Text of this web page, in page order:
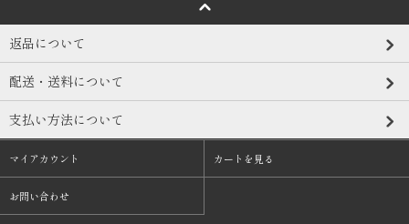
返品について
配送・送料について
支払い方法について
マイアカウント カートを見る
お問い合わせ